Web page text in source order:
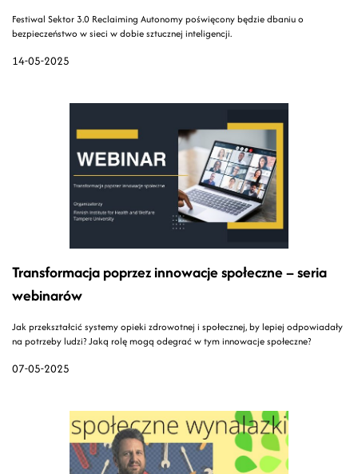
14-05-2025
Festiwal Sektor 3.0 Reclaiming Autonomy poświęcony będzie dbaniu o
bezpieczeństwo w sieci w dobie sztucznej inteligencji.
07-05-2025
Transformacja poprzez innowacje społeczne – seria
webinarów
Jak przekształcić systemy opieki zdrowotnej i społecznej, by lepiej odpowiadały
na potrzeby ludzi? Jaką rolę mogą odegrać w tym innowacje społeczne?